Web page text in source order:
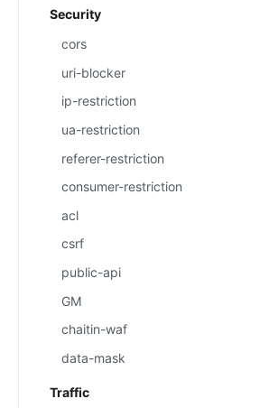
Security
cors
uri-blocker
ip-restriction
ua-restriction
referer-restriction
consumer-restriction
acl
csrf
public-api
GM
chaitin-waf
data-mask
Traffic